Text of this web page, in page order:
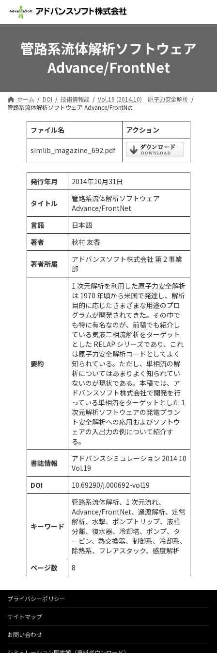
テ
プ
ゲ
動
管路系流体解析ソフトウェア
Advance/FrontNet
ホーム DOI 技術情報誌
Vol.19 (2014.10) 原子力安全解析
管路系流体解析ソフトウェア Advance/FrontNet
ファイル名 アクション
simlib_magazine_692.pdf
発行年月 2014年10月31日
タイトル
管路系流体解析ソフトウェア
Advance/FrontNet
言語
日本語
著者
秋村 友香
著者所属
アドバンスソフト株式会社 第 2 事業
部
要約
1 次元解析を利用した原子力安全解析
は 1970 年頃から米国で発達し、解析
目的に応じたさまざまな用途のプロ
グラムが開発されてきた。その中で
も特に有名なのが、前稿でも紹介し
ている気液二相流解析をターゲット
とした RELAP シリーズであり、これ
は原子力安全解析コードとしてよく
知られている。ただし、単相流の解
析についてはあまりよく知られてい
ないのが現状である。本稿では、ア
ドバンスソフト株式会社で開発を行
っている単相流をターゲットとした 1
次元解析ソフトウェアの発電プラン
ト安全解析への応用およびソフトウ
ェアの入出力の例について紹介す
る。
書誌情報
アドバンスシミュレーション 2014.10
Vol.19
DOI
10.69290/j.000692-vol19
キーワード
管路系流体解析、1 次元流れ、
Advance/FrontNet、過渡解析、定常
解析、水撃、ポンプトリップ、液柱
分離、復水器、冷却塔、ポンプ、タ
ービン、熱交換器、制御系、冷却系、
除熱系、フレアスタック、感度解析
ページ数
8
プライバシーポリシー
サイトマップ
お問い合わせ